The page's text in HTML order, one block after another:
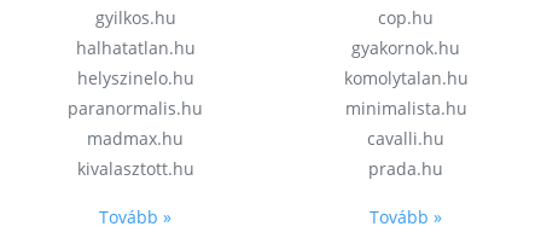
gyilkos.hu
halhatatlan.hu
helyszinelo.hu
paranormalis.hu
madmax.hu
kivalasztott.hu
Tovább »
cop.hu
gyakornok.hu
komolytalan.hu
minimalista.hu
cavalli.hu
prada.hu
Tovább »